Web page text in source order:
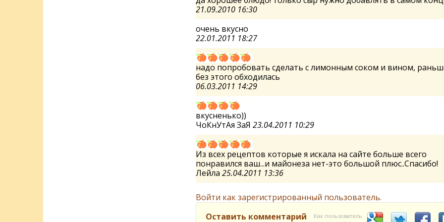
21.09.2010 16:30
очень вкусно
22.01.2011 18:27
надо попробовать сделать с лимонным соком и вином,
без этого обходилась
06.03.2011 14:29
вкусненько))
ЧоКнУтАя ЗаЯ 23.04.2011 10:29
Из всех рецептов которые я искала на сайте больше всего
понравился ваш...и майонеза нет-это большой плюс..Спасибо!
Лейла 25.04.2011 13:36
Войти как зарегистрированный пользователь.
Оставить комментарий
Как пользователь